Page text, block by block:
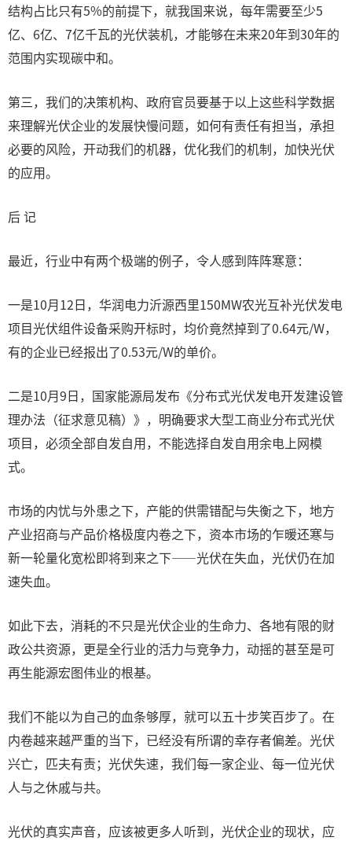
结构占比只有5%的前提下，就我国来说，每年需要至少5
亿、6亿、7亿千瓦的光伏装机，才能够在未来20年到30年的
范围内实现碳中和。
第三，我们的决策机构、政府官员要基于以上这些科学数据
来理解光伏企业的发展快慢问题，如何有责任有担当，承担
必要的风险，开动我们的机器，优化我们的机制，加快光伏
的应用。
后 记
最近，行业中有两个极端的例子，令人感到阵阵寒意：
一是10月12日，华润电力沂源西里150MW农光互补光伏发电
项目光伏组件设备采购开标时，均价竟然掉到了0.64元/W，
有的企业已经报出了0.53元/W的单价。
二是10月9日，国家能源局发布《分布式光伏发电开发建设管
理办法（征求意见稿）》，明确要求大型工商业分布式光伏
项目，必须全部自发自用，不能选择自发自用余电上网模
式。
市场的内忧与外患之下，产能的供需错配与失衡之下，地方
产业招商与产品价格极度内卷之下，资本市场的乍暖还寒与
新一轮量化宽松即将到来之下——光伏在失血，光伏仍在加
速失血。
如此下去，消耗的不只是光伏企业的生命力、各地有限的财
政公共资源，更是全行业的活力与竞争力，动摇的甚至是可
再生能源宏图伟业的根基。
我们不能以为自己的血条够厚，就可以五十步笑百步了。在
内卷越来越严重的当下，已经没有所谓的幸存者偏差。光伏
兴亡，匹夫有责；光伏失速，我们每一家企业、每一位光伏
人与之休戚与共。
光伏的真实声音，应该被更多人听到，光伏企业的现状，应